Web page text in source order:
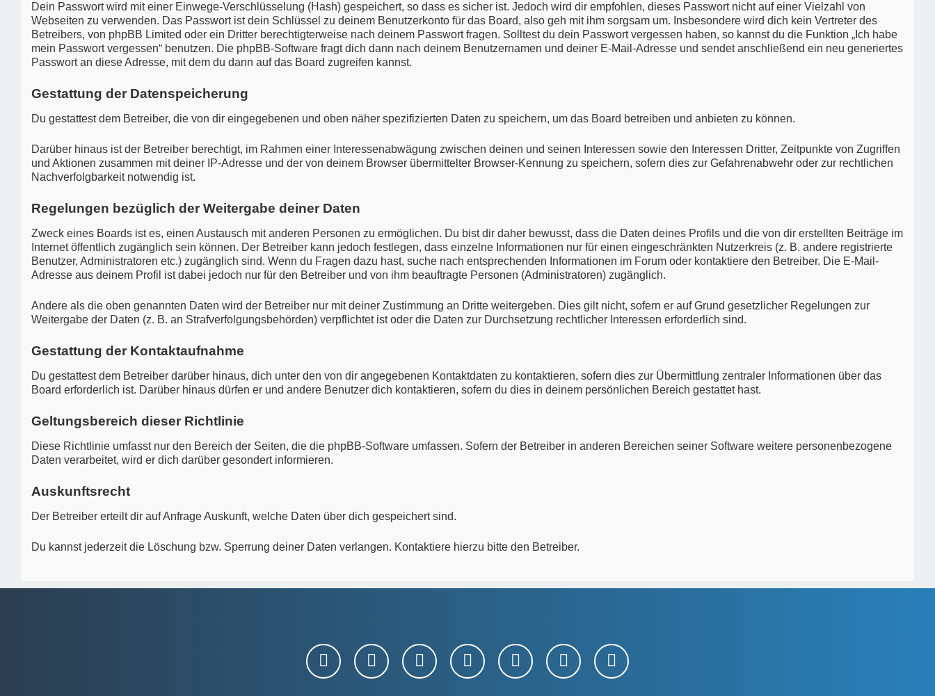
Dein Passwort wird mit einer Einwege-Verschlüsselung (Hash) gespeichert, so dass es sicher ist. Jedoch wird dir empfohlen, dieses Passwort nicht auf einer Vielzahl von
Webseiten zu verwenden. Das Passwort ist dein Schlüssel zu deinem Benutzerkonto für das Board, also geh mit ihm sorgsam um. Insbesondere wird dich kein Vertreter des
Betreibers, von phpBB Limited oder ein Dritter berechtigterweise nach deinem Passwort fragen. Solltest du dein Passwort vergessen haben, so kannst du die Funktion „Ich habe
mein Passwort vergessen“ benutzen. Die phpBB-Software fragt dich dann nach deinem Benutzernamen und deiner E-Mail-Adresse und sendet anschließend ein neu generiertes
Passwort an diese Adresse, mit dem du dann auf das Board zugreifen kannst.
Gestattung der Datenspeicherung
Du gestattest dem Betreiber, die von dir eingegebenen und oben näher spezifizierten Daten zu speichern, um das Board betreiben und anbieten zu können.
Darüber hinaus ist der Betreiber berechtigt, im Rahmen einer Interessenabwägung zwischen deinen und seinen Interessen sowie den Interessen Dritter, Zeitpunkte von Zugriffen
und Aktionen zusammen mit deiner IP-Adresse und der von deinem Browser übermittelter Browser-Kennung zu speichern, sofern dies zur Gefahrenabwehr oder zur rechtlichen
Nachverfolgbarkeit notwendig ist.
Regelungen bezüglich der Weitergabe deiner Daten
Zweck eines Boards ist es, einen Austausch mit anderen Personen zu ermöglichen. Du bist dir daher bewusst, dass die Daten deines Profils und die von dir erstellten Beiträge im
Internet öffentlich zugänglich sein können. Der Betreiber kann jedoch festlegen, dass einzelne Informationen nur für einen eingeschränkten Nutzerkreis (z. B. andere registrierte
Benutzer, Administratoren etc.) zugänglich sind. Wenn du Fragen dazu hast, suche nach entsprechenden Informationen im Forum oder kontaktiere den Betreiber. Die E-Mail-
Adresse aus deinem Profil ist dabei jedoch nur für den Betreiber und von ihm beauftragte Personen (Administratoren) zugänglich.
Andere als die oben genannten Daten wird der Betreiber nur mit deiner Zustimmung an Dritte weitergeben. Dies gilt nicht, sofern er auf Grund gesetzlicher Regelungen zur
Weitergabe der Daten (z. B. an Strafverfolgungsbehörden) verpflichtet ist oder die Daten zur Durchsetzung rechtlicher Interessen erforderlich sind.
Gestattung der Kontaktaufnahme
Du gestattest dem Betreiber darüber hinaus, dich unter den von dir angegebenen Kontaktdaten zu kontaktieren, sofern dies zur Übermittlung zentraler Informationen über das
Board erforderlich ist. Darüber hinaus dürfen er und andere Benutzer dich kontaktieren, sofern du dies in deinem persönlichen Bereich gestattet hast.
Geltungsbereich dieser Richtlinie
Diese Richtlinie umfasst nur den Bereich der Seiten, die die phpBB-Software umfassen. Sofern der Betreiber in anderen Bereichen seiner Software weitere personenbezogene
Daten verarbeitet, wird er dich darüber gesondert informieren.
Auskunftsrecht
Der Betreiber erteilt dir auf Anfrage Auskunft, welche Daten über dich gespeichert sind.
Du kannst jederzeit die Löschung bzw. Sperrung deiner Daten verlangen. Kontaktiere hierzu bitte den Betreiber.